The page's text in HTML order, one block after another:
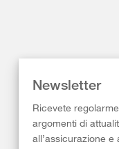
Newsletter
Ricevete
argomenti di
all’assicurazione e